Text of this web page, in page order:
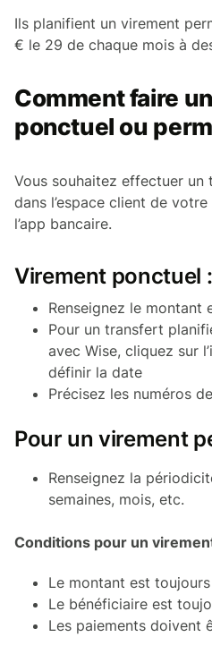
Ils planifient un virement
€ le 29 de chaque mois à
Comment faire
ponctuel ou
Vous souhaitez effectuer un
dans l’espace client de
l’app bancaire.
Virement ponctuel :
Renseignez le montant
Pour un transfert
avec Wise, cliquez sur
définir la date
Précisez les numéros
Pour un virement
Renseignez la
semaines, mois, etc.
Conditions pour un
Le montant est
Le bénéficiaire est
Les paiements doivent